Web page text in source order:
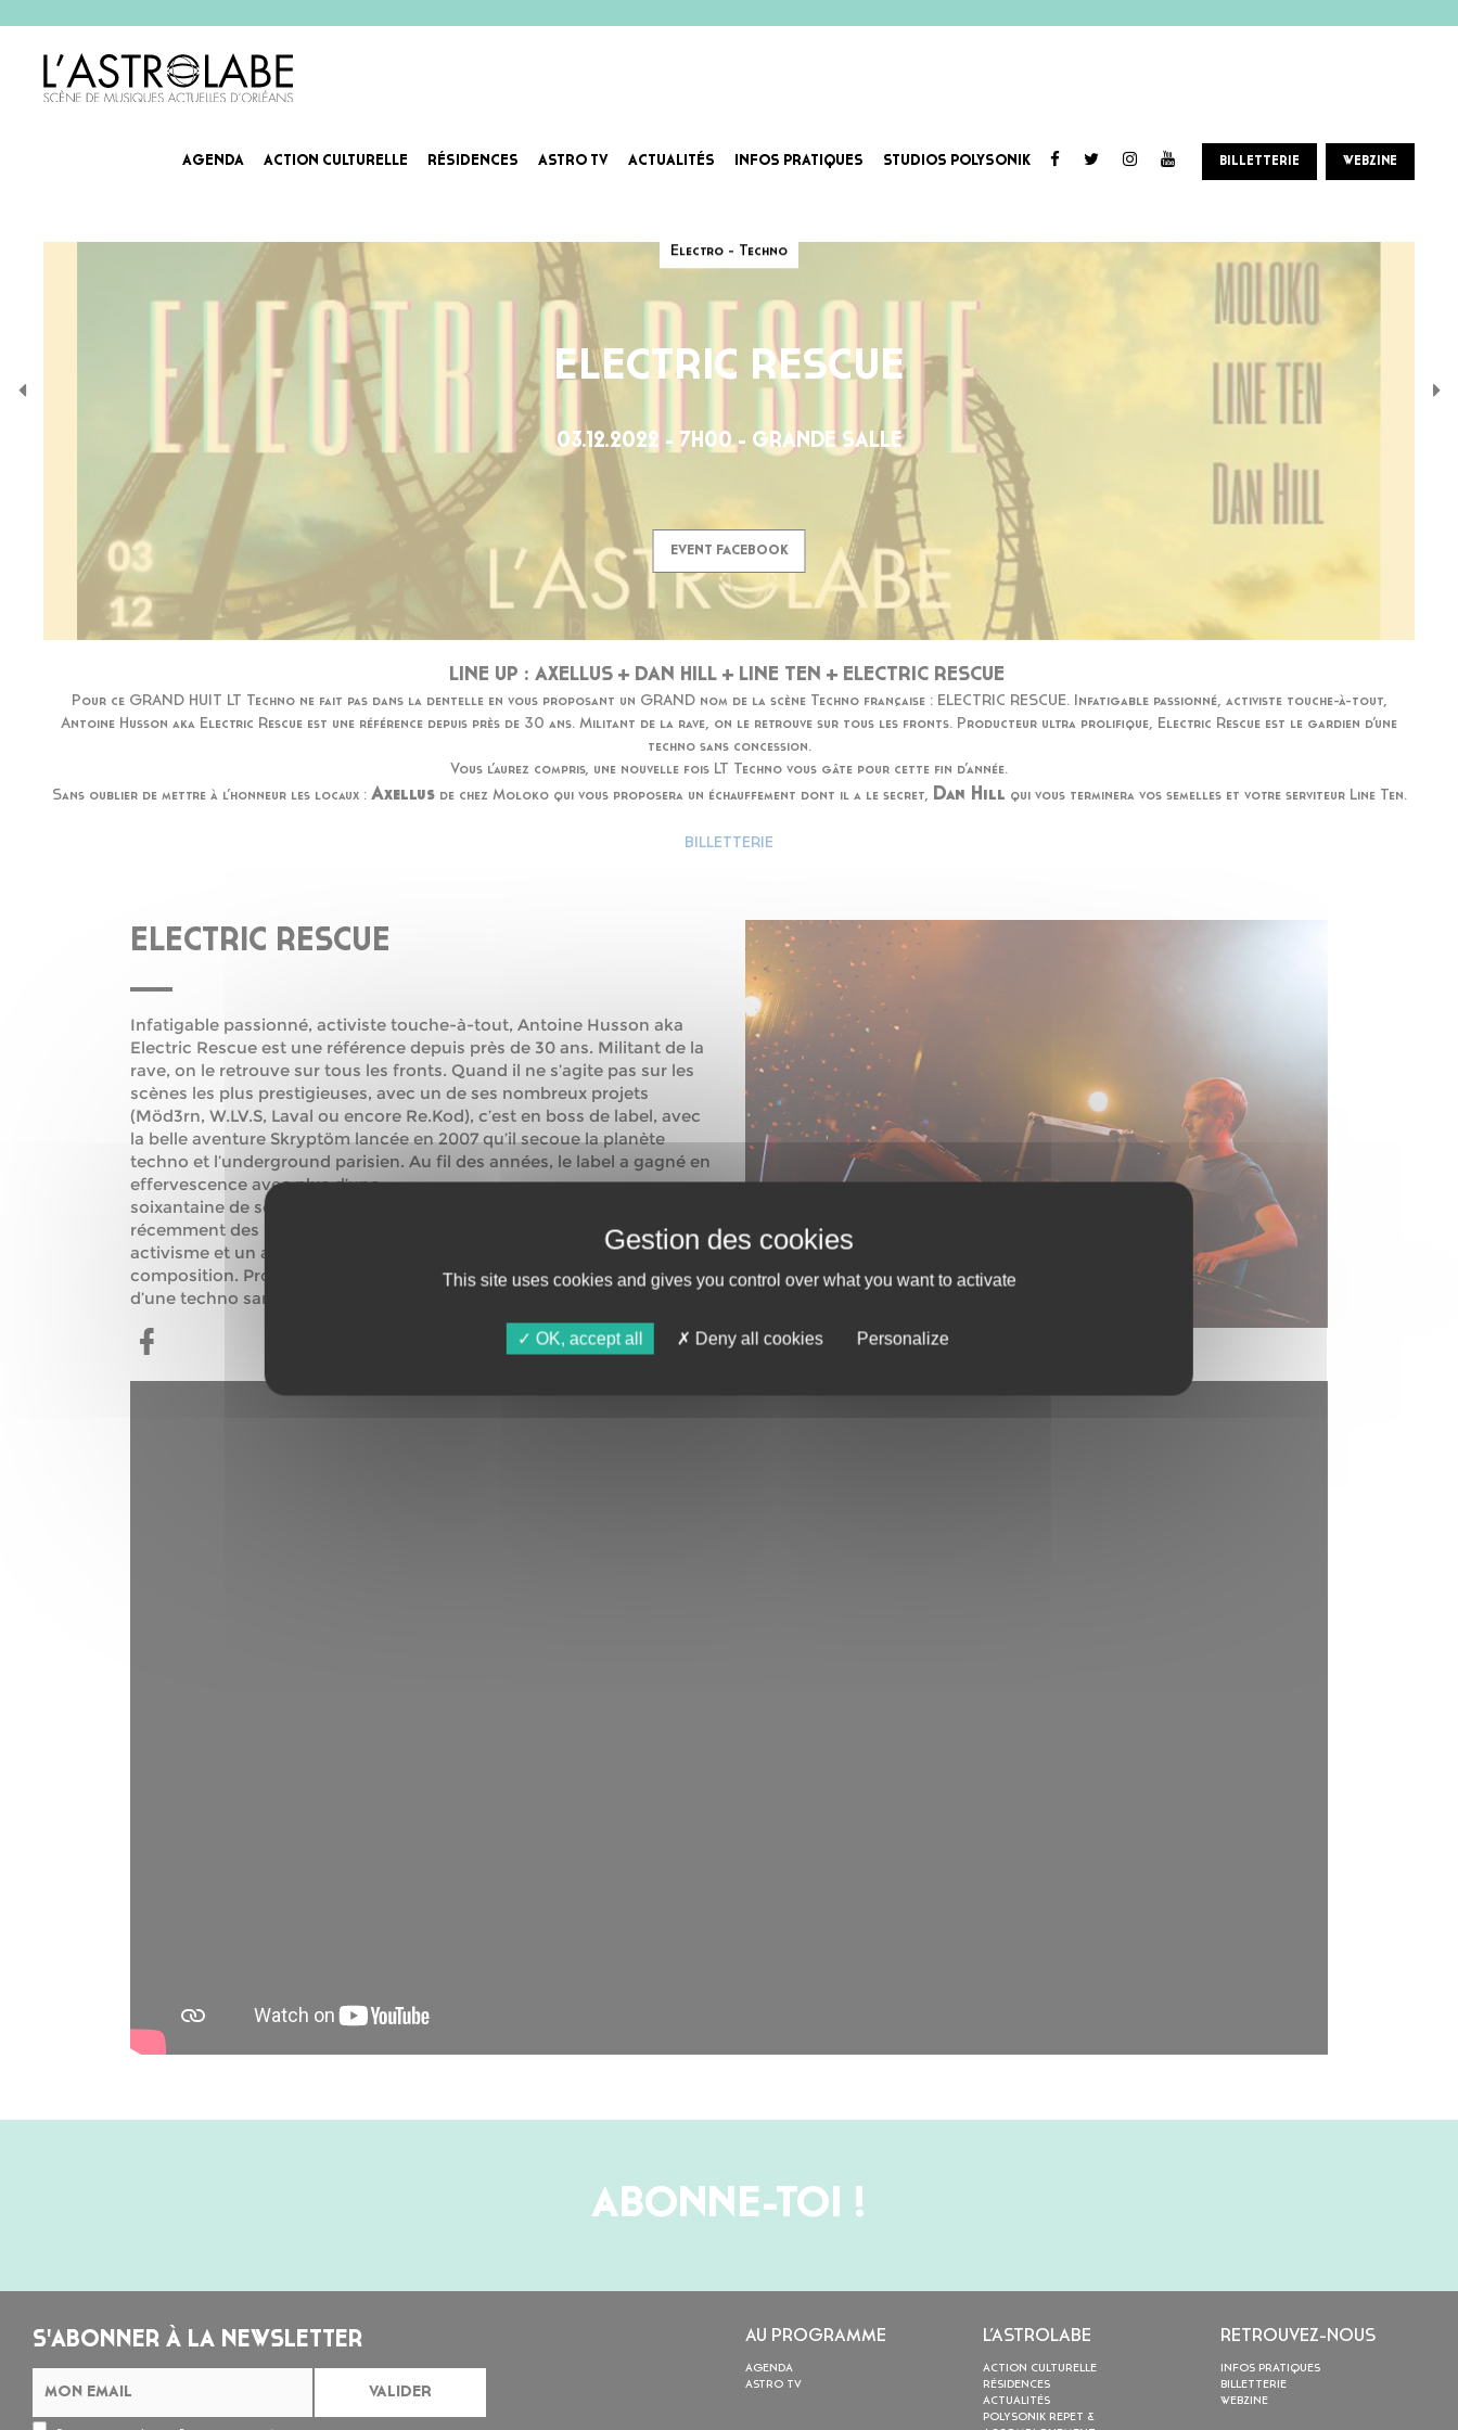
AGENDA ACTION CULTURELLE RÉSIDENCES ASTRO TV ACTUALITÉS INFOS PRATIQUES STUDIOS POLYSONIK BILLETTERIE WEBZINE
Electro - Techno
ELECTRIC RESCUE
03.12.2022 - 7H00 - GRANDE SALLE
EVENT FACEBOOK
LINE UP : AXELLUS + DAN HILL + LINE TEN + ELECTRIC RESCUE
Pour ce GRAND HUIT LT Techno ne fait pas dans la dentelle en vous proposant un GRAND nom de la scène Techno française : ELECTRIC RESCUE. Infatigable passionné, activiste touche-à-tout,
Antoine Husson aka Electric Rescue est une référence depuis près de 30 ans. Militant de la rave, on le retrouve sur tous les fronts. Producteur ultra prolifique, Electric Rescue est le gardien d’une
techno sans concession.
Vous l’aurez compris, une nouvelle fois LT Techno vous gâte pour cette fin d’année.
Sans oublier de mettre à l’honneur les locaux : Axellusde chez Moloko qui vous proposera un échauffement dont il a le secret, Dan Hill qui vous terminera vos semelles et votre serviteur Line Ten.
BILLETTERIE
ELECTRIC RESCUE
Infatigable passionné, activiste touche-à-tout, Antoine Husson aka
Electric Rescue est une référence depuis près de 30 ans. Militant de la
rave, on le retrouve sur tous les fronts. Quand il ne s’agite pas sur les
scènes les plus prestigieuses, avec un de ses nombreux projets
(Möd3rn, W.LV.S, Laval ou encore Re.Kod), c’est en boss de label, avec
la belle aventure Skryptöm lancée en 2007 qu’il secoue la planète
techno et l’underground parisien. Au fil des années, le label a gagné en
effervescence avec plus d’une
soixantaine de sorties, une reconnaissance internationale et plus
récemment des résidences à Paris au Kilomètre25 et au Nexus. Un
activisme et un amour pour la musique qu’il exprime avant tout par la
composition. Producteur ultra prolifique, Electric Rescue est le gardien
d’une techno sans concession.
ABONNE-TOI !
S'ABONNER À LA NEWSLETTER AU PROGRAMME
AGENDA
ASTRO TV
L’ASTROLABE
ACTION CULTURELLE
RÉSIDENCES
ACTUALITÉS
POLYSONIK REPET &
RETROUVEZ-NOUS
INFOS PRATIQUES
BILLETTERIE
WEBZINE
This site uses cookies and gives you control over what you want to activate
OK, accept all Deny all cookies Personalize